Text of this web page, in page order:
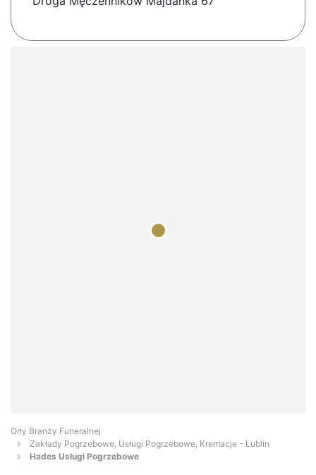
Orły Branży Funeralnej
Zakłady Pogrzebowe, Usługi Pogrzebowe, Kremacje - Lublin
Hades Usługi Pogrzebowe